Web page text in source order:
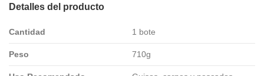
Detalles del producto
Cantidad 1 bote
Peso 710g